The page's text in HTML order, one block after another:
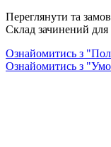
Переглянути та
Склад зачинений для
Ознайомитись з
Ознайомитись з